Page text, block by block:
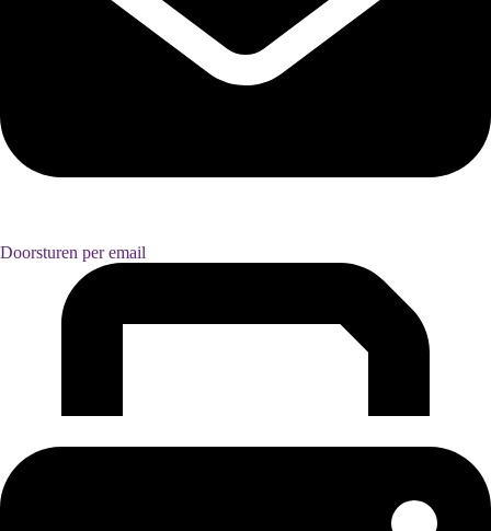
Doorsturen per email